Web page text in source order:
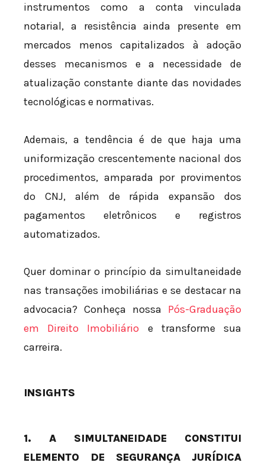
instrumentos como a conta vinculada
notarial, a resistência ainda presente em
mercados menos capitalizados à adoção
desses mecanismos e a necessidade de
atualização constante diante das novidades
tecnológicas e normativas.
Ademais, a tendência é de que haja uma
uniformização crescentemente nacional dos
procedimentos, amparada por provimentos
do CNJ, além de rápida expansão dos
pagamentos eletrônicos e registros
automatizados.
Quer dominar o princípio da simultaneidade
nas transações imobiliárias e se destacar na
advocacia? Conheça nossa Pós-Graduação
em Direito Imobiliário e transforme sua
carreira.
INSIGHTS
1. A SIMULTANEIDADE CONSTITUI
ELEMENTO DE SEGURANÇA JURÍDICA